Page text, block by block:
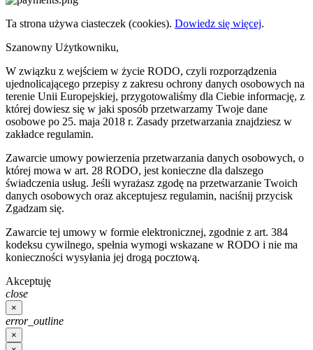
Ta strona używa ciasteczek (cookies). Dowiedz się więcej.
Szanowny Użytkowniku,
W związku z wejściem w życie RODO, czyli rozporządzenia
ujednolicającego przepisy z zakresu ochrony danych osobowych na
terenie Unii Europejskiej, przygotowaliśmy dla Ciebie informację, z
której dowiesz się w jaki sposób przetwarzamy Twoje dane
osobowe po 25. maja 2018 r. Zasady przetwarzania znajdziesz w
zakładce regulamin.
Zawarcie umowy powierzenia przetwarzania danych osobowych, o
której mowa w art. 28 RODO, jest konieczne dla dalszego
świadczenia usług. Jeśli wyrażasz zgodę na przetwarzanie Twoich
danych osobowych oraz akceptujesz regulamin, naciśnij przycisk
Zgadzam się.
Zawarcie tej umowy w formie elektronicznej, zgodnie z art. 384
kodeksu cywilnego, spełnia wymogi wskazane w RODO i nie ma
konieczności wysyłania jej drogą pocztową.
Akceptuję
close
×
error_outline
×